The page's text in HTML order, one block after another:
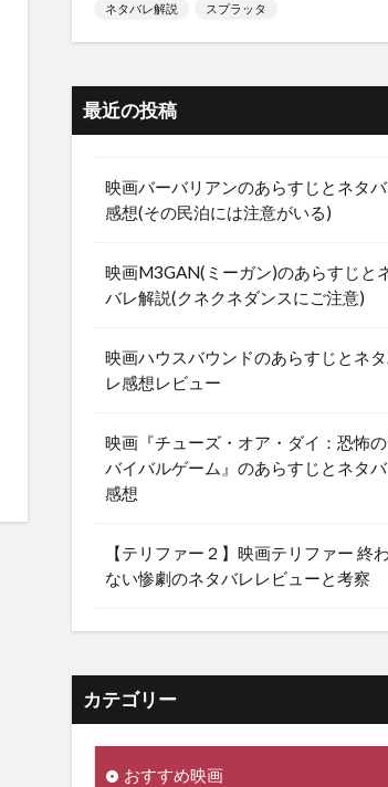
ネタバレ解説
スプラッタ
最近の投稿
映画バーバリアンのあらすじとネタ
感想(その民泊には注意がいる)
映画M3GAN(ミーガン)のあらすじと
バレ解説(クネクネダンスにご注意)
映画ハウスバウンドのあらすじとネ
レ感想レビュー
映画『チューズ・オア・ダイ：恐怖
バイバルゲーム』のあらすじとネタ
感想
【テリファー２】映画テリファー 終
ない惨劇のネタバレレビューと考察
カテゴリー
おすすめ映画